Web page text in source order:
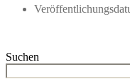
Suchen